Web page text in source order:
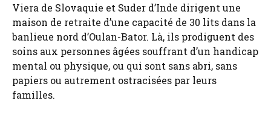
Viera de Slovaquie et Suder d’Inde dirigent une
maison de retraite d’une capacité de 30 lits dans la
banlieue nord d’Oulan-Bator. Là, ils prodiguent des
soins aux personnes âgées souffrant d’un handicap
mental ou physique, ou qui sont sans abri, sans
papiers ou autrement ostracisées par leurs
familles.